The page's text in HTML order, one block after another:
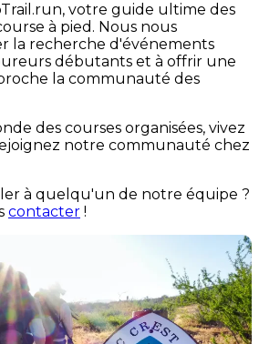
votre guide ultime des
à pied. Nous nous
la recherche d'événements
débutants et à offrir une
la communauté des
des courses organisées, vivez
notre communauté chez
à quelqu'un de notre équipe ?
contacter !